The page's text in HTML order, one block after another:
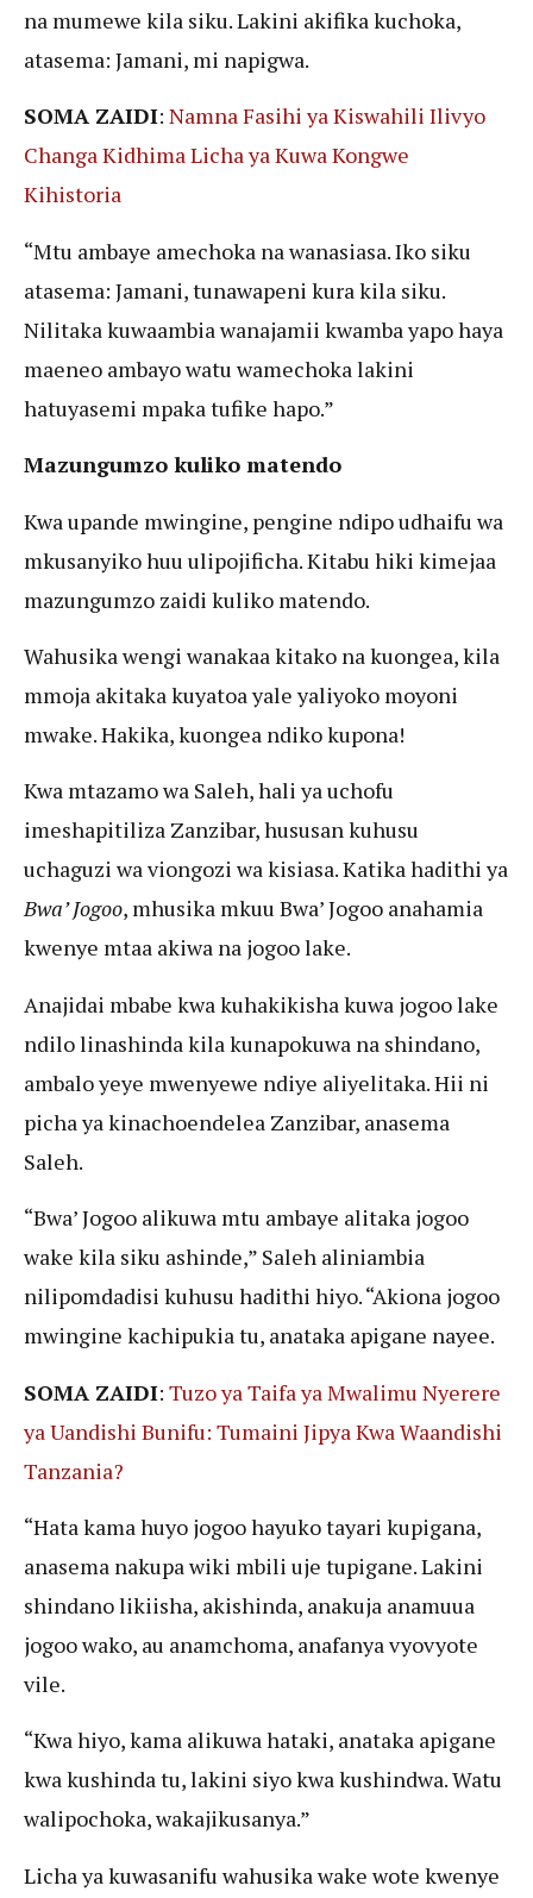
na mumewe kila siku. Lakini akifika kuchoka,
atasema: Jamani, mi napigwa.
SOMA ZAIDI: Namna Fasihi ya Kiswahili Ilivyo
Changa Kidhima Licha ya Kuwa Kongwe
Kihistoria
“Mtu ambaye amechoka na wanasiasa. Iko siku
atasema: Jamani, tunawapeni kura kila siku.
Nilitaka kuwaambia wanajamii kwamba yapo haya
maeneo ambayo watu wamechoka lakini
hatuyasemi mpaka tufike hapo.”
Mazungumzo kuliko matendo
Kwa upande mwingine, pengine ndipo udhaifu wa
mkusanyiko huu ulipojificha. Kitabu hiki kimejaa
mazungumzo zaidi kuliko matendo.
Wahusika wengi wanakaa kitako na kuongea, kila
mmoja akitaka kuyatoa yale yaliyoko moyoni
mwake. Hakika, kuongea ndiko kupona!
Kwa mtazamo wa Saleh, hali ya uchofu
imeshapitiliza Zanzibar, hususan kuhusu
uchaguzi wa viongozi wa kisiasa. Katika hadithi ya
Bwa’ Jogoo, mhusika mkuu Bwa’ Jogoo anahamia
kwenye mtaa akiwa na jogoo lake.
Anajidai mbabe kwa kuhakikisha kuwa jogoo lake
ndilo linashinda kila kunapokuwa na shindano,
ambalo yeye mwenyewe ndiye aliyelitaka. Hii ni
picha ya kinachoendelea Zanzibar, anasema
Saleh.
“Bwa’ Jogoo alikuwa mtu ambaye alitaka jogoo
wake kila siku ashinde,” Saleh aliniambia
nilipomdadisi kuhusu hadithi hiyo. “Akiona jogoo
mwingine kachipukia tu, anataka apigane nayee.
SOMA ZAIDI: Tuzo ya Taifa ya Mwalimu Nyerere
ya Uandishi Bunifu: Tumaini Jipya Kwa Waandishi
Tanzania?
“Hata kama huyo jogoo hayuko tayari kupigana,
anasema nakupa wiki mbili uje tupigane. Lakini
shindano likiisha, akishinda, anakuja anamuua
jogoo wako, au anamchoma, anafanya vyovyote
vile.
“Kwa hiyo, kama alikuwa hataki, anataka apigane
kwa kushinda tu, lakini siyo kwa kushindwa. Watu
walipochoka, wakajikusanya.”
Licha ya kuwasanifu wahusika wake wote kwenye